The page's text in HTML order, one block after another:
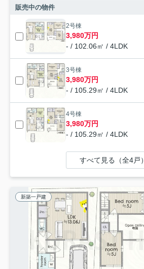
販売中の物件
2号棟
3,980万円
- / 102.06㎡ / 4LDK
3号棟
3,980万円
- / 105.29㎡ / 4LDK
4号棟
3,980万円
- / 105.29㎡ / 4LDK
すべて見る（全4戸）
新築一戸建